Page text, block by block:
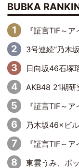
BUBKA
『証言TIF～アイドル戦国時代とはなんだったのか～』第6回
3号連続“乃木坂46祭り” ラストを
日向坂46石塚瑶季、東京ドームで“観戦
AKB48 21期研
『証言TIF～アイドル戦国時代とはなんだったのか
乃木坂46×ビルディバイ
『証言TIF～アイドル戦国時代とはなんだっ
東雲うみ、ポッ